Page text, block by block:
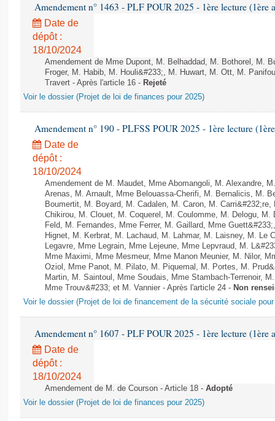
Amendement n° 1463 - PLF POUR 2025 - 1ère lecture (1ère
Date de
dépôt :
18/10/2024
Amendement de Mme Dupont, M. Belhaddad, M. Bothorel, M.
Froger, M. Habib, M. Houli&#233;, M. Huwart, M. Ott, M.
Travert - Après l'article 16 - Rejeté
Voir le dossier (Projet de loi de finances pour 2025)
Amendement n° 190 - PLFSS POUR 2025 - 1ère lecture
Date de
dépôt :
18/10/2024
Amendement de M. Maudet, Mme Abomangoli, M. Alexandre,
Arenas, M. Arnault, Mme Belouassa-Cherifi, M. Bernalicis, M.
Boumertit, M. Boyard, M. Cadalen, M. Caron, M.
Chikirou, M. Clouet, M. Coquerel, M. Coulomme, M. Delogu, M.
Feld, M. Fernandes, Mme Ferrer, M. Gaillard, Mme
Hignet, M. Kerbrat, M. Lachaud, M. Lahmar, M. Laisney, M. Le
Legavre, Mme Legrain, Mme Lejeune, Mme Lepvraud, M.
Mme Maximi, Mme Mesmeur, Mme Manon Meunier, M. Nilor,
Oziol, Mme Panot, M. Pilato, M. Piquemal, M. Portes, M.
Martin, M. Saintoul, Mme Soudais, Mme Stambach-Terrenoir,
Mme Trouv&#233; et M. Vannier - Après l'article 24 - Non
Voir le dossier (Projet de loi de financement de la sécurité sociale pour
Amendement n° 1607 - PLF POUR 2025 - 1ère lecture (1ère
Date de
dépôt :
18/10/2024
Amendement de M. de Courson - Article 18 - Adopté
Voir le dossier (Projet de loi de finances pour 2025)